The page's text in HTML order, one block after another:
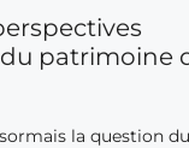
patrimoine
la question du